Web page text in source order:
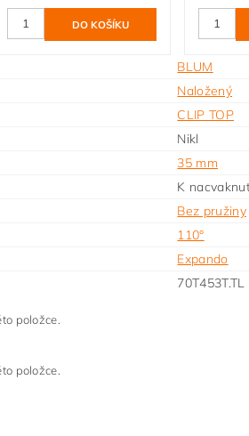
BLUM
Naložený
CLIP TOP
Nikl
35 mm
K
Bez pružiny
110°
Expando
položce.
položce.